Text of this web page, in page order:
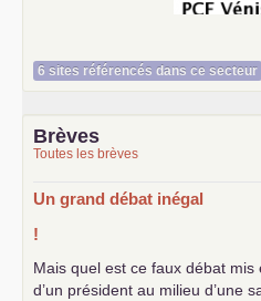
6 sites référencés dans ce secteur
Brèves
Toutes les brèves
Un grand débat inégal
!
Mais quel est ce faux débat mis
d’un président au milieu d’une